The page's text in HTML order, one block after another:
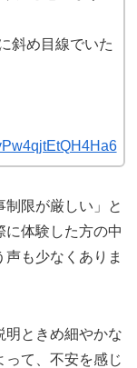
斜め目線でいた
限が厳しい」と
に体験した方の中
も少なくありま
明ときめ細やかな
って、不安を感じ